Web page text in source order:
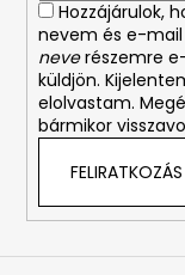
Hozzájárulok,
nevem és e-
neverészemre
küldjön.
elolvastam.
bármikor
FELIRATKOZÁS